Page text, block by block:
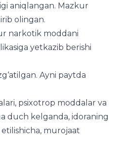
aniqlangan. Mazkur
olingan.
narkotik moddani
yetkazib berishi
Ayni paytda
psixotrop moddalar va
duch kelganda, idoraning
murojaat